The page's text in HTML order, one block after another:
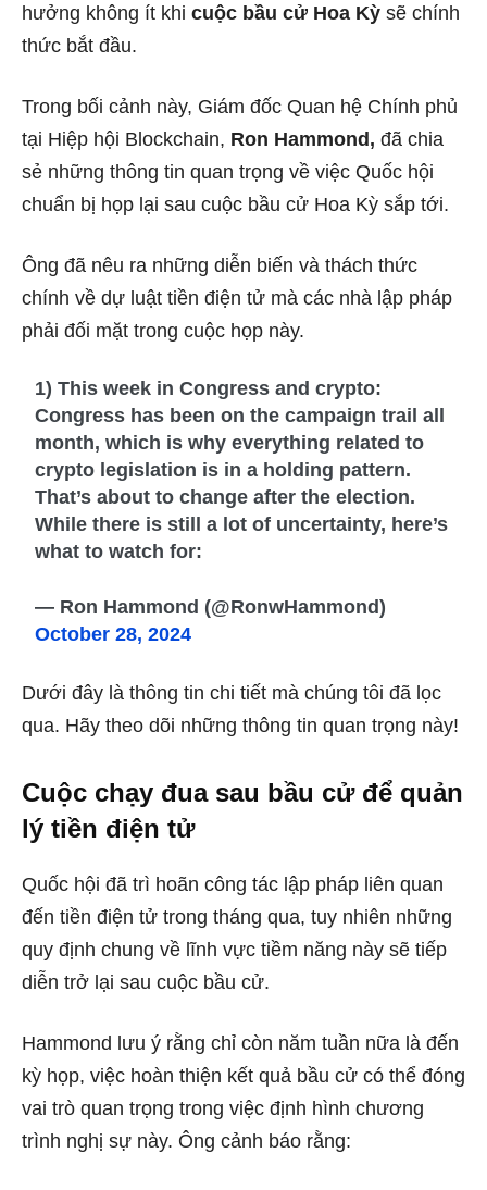
hưởng không ít khi cuộc bầu cử Hoa Kỳ sẽ chính
thức bắt đầu.
Trong bối cảnh này, Giám đốc Quan hệ Chính phủ
tại Hiệp hội Blockchain, Ron Hammond, đã chia
sẻ những thông tin quan trọng về việc Quốc hội
chuẩn bị họp lại sau cuộc bầu cử Hoa Kỳ sắp tới.
Ông đã nêu ra những diễn biến và thách thức
chính về dự luật tiền điện tử mà các nhà lập pháp
phải đối mặt trong cuộc họp này.
1) This week in Congress and crypto:
Congress has been on the campaign trail all
month, which is why everything related to
crypto legislation is in a holding pattern.
That’s about to change after the election.
While there is still a lot of uncertainty, here’s
what to watch for:
— Ron Hammond (@RonwHammond)
October 28, 2024
Dưới đây là thông tin chi tiết mà chúng tôi đã lọc
qua. Hãy theo dõi những thông tin quan trọng này!
Cuộc chạy đua sau bầu cử để quản
lý tiền điện tử
Quốc hội đã trì hoãn công tác lập pháp liên quan
đến tiền điện tử trong tháng qua, tuy nhiên những
quy định chung về lĩnh vực tiềm năng này sẽ tiếp
diễn trở lại sau cuộc bầu cử.
Hammond lưu ý rằng chỉ còn năm tuần nữa là đến
kỳ họp, việc hoàn thiện kết quả bầu cử có thể đóng
vai trò quan trọng trong việc định hình chương
trình nghị sự này. Ông cảnh báo rằng: